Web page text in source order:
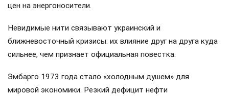
цен на энергоносители.
Невидимые нити связывают украинский и
ближневосточный кризисы: их влияние друг на друга куда
сильнее, чем признает официальная повестка.
Эмбарго 1973 года стало «холодным душем» для
мировой экономики. Резкий дефицит нефти